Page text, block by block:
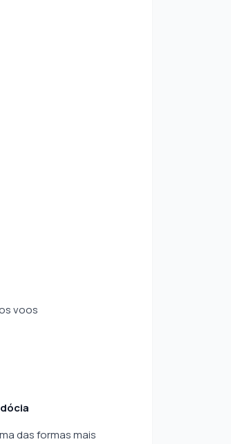
voos
das formas mais